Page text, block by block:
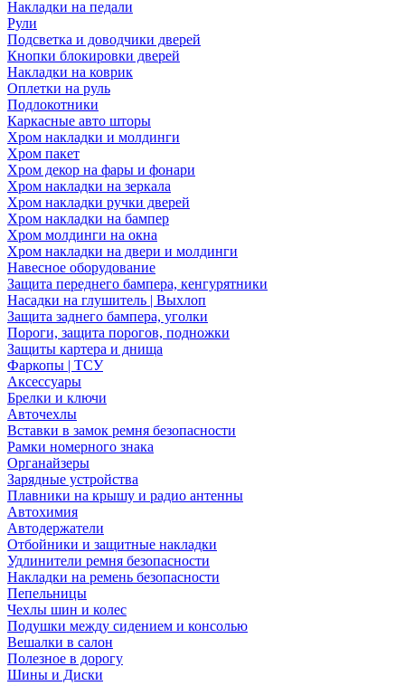
Накладки на педали
Рули
Подсветка и доводчики дверей
Кнопки блокировки дверей
Накладки на коврик
Оплетки на руль
Подлокотники
Каркасные авто шторы
Хром накладки и молдинги
Хром пакет
Хром декор на фары и фонари
Хром накладки на зеркала
Хром накладки ручки дверей
Хром накладки на бампер
Хром молдинги на окна
Хром накладки на двери и молдинги
Навесное оборудование
Защита переднего бампера, кенгурятники
Насадки на глушитель | Выхлоп
Защита заднего бампера, уголки
Пороги, защита порогов, подножки
Защиты картера и днища
Фаркопы | ТСУ
Аксессуары
Брелки и ключи
Авточехлы
Вставки в замок ремня безопасности
Рамки номерного знака
Органайзеры
Зарядные устройства
Плавники на крышу и радио антенны
Автохимия
Автодержатели
Отбойники и защитные накладки
Удлинители ремня безопасности
Накладки на ремень безопасности
Пепельницы
Чехлы шин и колес
Подушки между сидением и консолью
Вешалки в салон
Полезное в дорогу
Шины и Диски